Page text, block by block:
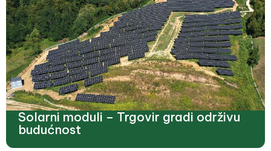
Solarni moduli – Trgovir gradi održivu
budućnost